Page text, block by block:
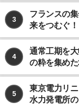
3
フランスの
来をつむぐ！
4
通常工期を
の粋を集め
5
東京電力リ
水力発電所